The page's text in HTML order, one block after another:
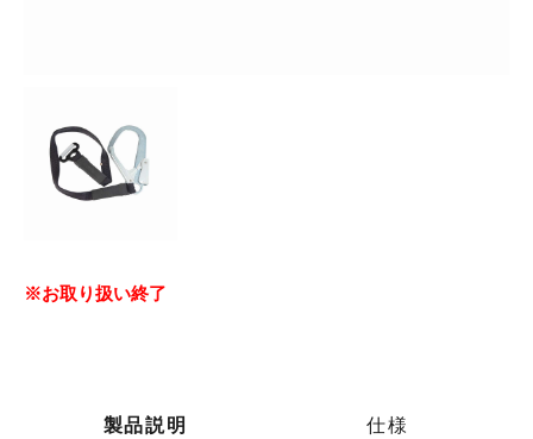
※お取り扱い終了
製品説明 仕様